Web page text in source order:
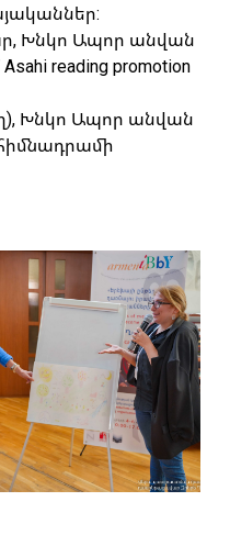
Խնկո Ապոր անվան
reading promotion
Խնկո Ապոր անվան